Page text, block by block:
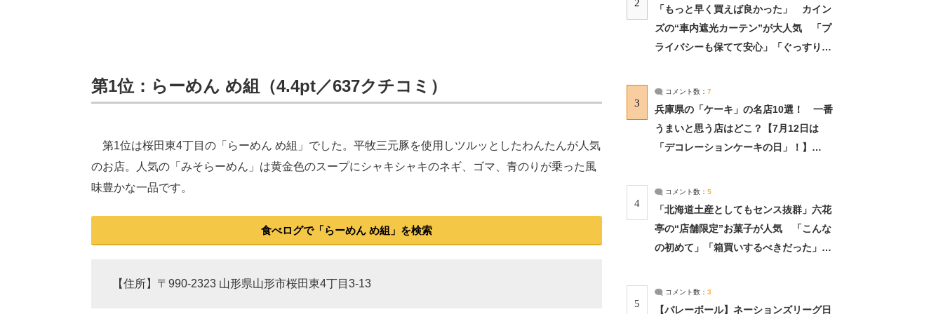
第1位：らーめん め組（4.4pt／637クチコミ）
第1位は桜田東4丁目の「らーめん め組」でした。平牧三元豚を使用しツルッとしたわんたんが人気
のお店。人気の「みそらーめん」は黄金色のスープにシャキシャキのネギ、ゴマ、青のりが乗った風
味豊かな一品です。
食べログで「らーめん め組」を検索
【住所】〒990-2323 山形県山形市桜田東4丁目3-13
2
「もっと早く買えば良かった」 カイン
ズの“車内遮光カーテン”が大人気 「プ
ライバシーも保てて安心」「ぐっすり眠
3
コメント数： 7
兵庫県の「ケーキ」の名店10選！ 一番
うまいと思う店はどこ？【7月12日は
「デコレーションケーキの日」！】
4
コメント数： 5
「北海道土産としてもセンス抜群」六花
亭の“店舗限定”お菓子が人気 「こんな
の初めて」「箱買いするべきだった」
5
コメント数： 3
【バレーボール】ネーションズリーグ日